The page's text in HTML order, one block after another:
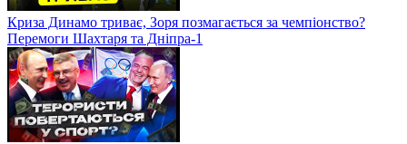
Криза Динамо триває, Зоря позмагається за чемпіонство?
Перемоги Шахтаря та Дніпра-1